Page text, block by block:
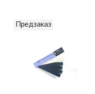
Предзаказ